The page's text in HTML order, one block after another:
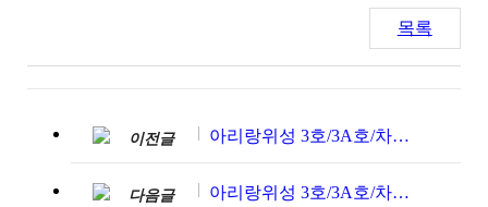
목록
이전글 아리랑위성 3호/3A호/차세대중형위성_2024년 11월~2025년 1월
아리랑위성 3호/3A호/차세대중형위성_2024년 7월~9월
다음글